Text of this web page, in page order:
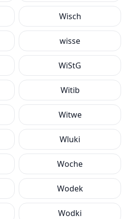
Wisch
wisse
WiStG
Witib
Witwe
Wluki
Woche
Wodek
Wodki